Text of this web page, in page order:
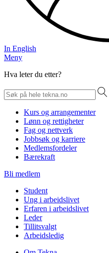
In English
Meny
Hva leter du etter?
Kurs og arrangementer
Lønn og rettigheter
Fag og nettverk
Jobbsøk og karriere
Medlemsfordeler
Bærekraft
Bli medlem
Student
Ung i arbeidslivet
Erfaren i arbeidslivet
Leder
Tillitsvalgt
Arbeidsledig